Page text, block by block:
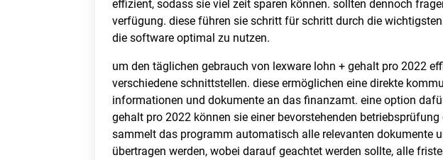
effizient, sodass sie viel zeit sparen können. sollten dennoch
verfügung. diese führen sie schritt für schritt durch die
die software optimal zu nutzen.
um den täglichen gebrauch von lexware lohn + gehalt pro 2022
verschiedene schnittstellen. diese ermöglichen eine direkte
informationen und dokumente an das finanzamt. eine option
gehalt pro 2022 können sie einer bevorstehenden
sammelt das programm automatisch alle relevanten dokumente
übertragen werden, wobei darauf geachtet werden sollte, alle